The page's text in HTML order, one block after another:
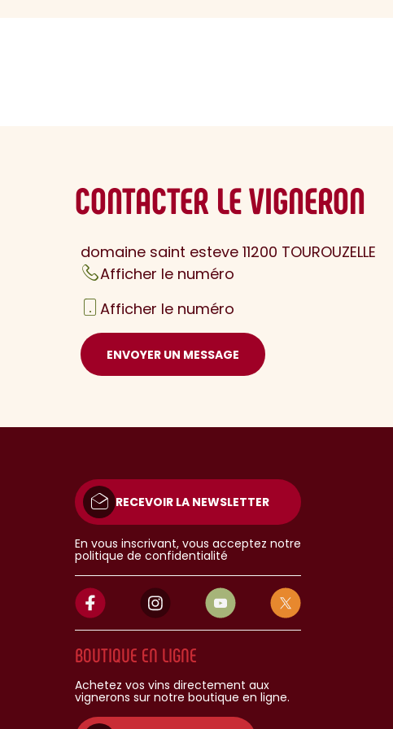
CONTACTER LE VIGNERON
domaine saint esteve 11200 TOUROUZELLE
Afficher le numéro
Afficher le numéro
ENVOYER UN MESSAGE
RECEVOIR LA NEWSLETTER
En vous inscrivant, vous acceptez notre
politique de confidentialité
BOUTIQUE EN LIGNE
Achetez vos vins directement aux
vignerons sur notre boutique en ligne.